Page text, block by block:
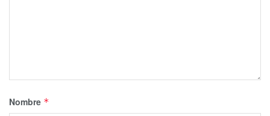
Nombre *